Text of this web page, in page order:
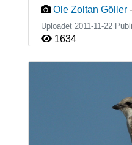
Ole Zoltan Göller -
Uploadet 2011-11-22
1634